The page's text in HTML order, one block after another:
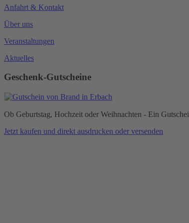
Anfahrt & Kontakt
Über uns
Veranstaltungen
Aktuelles
Geschenk-Gutscheine
Ob Geburtstag, Hochzeit oder Weihnachten - Ein
Jetzt kaufen und direkt ausdrucken oder versenden